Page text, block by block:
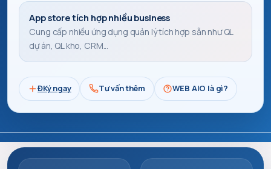
App store tích hợp nhiều business
Cung cấp nhiều ứng dụng quản lý tích hợp sẵn như QL
dự án, QL kho, CRM...
ĐKý ngay Tư vấn thêm WEB AIO là gì?